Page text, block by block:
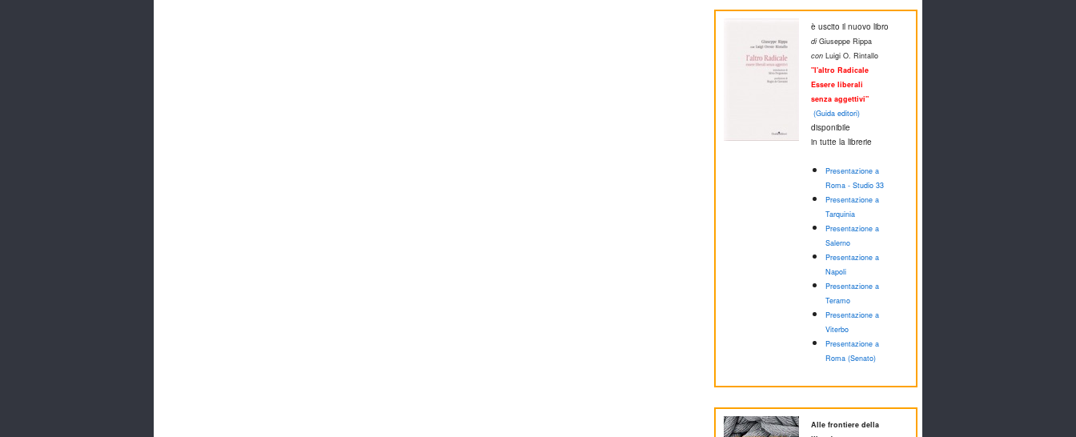
è uscito il nuovo libro
diGiuseppe Rippa
con Luigi O. Rintallo
"l'altro Radicale
Essere liberali
senza aggettivi"
(Guida editori)
disponibile
in tutte la librerie
Presentazione a
Roma - Studio 33
Presentazione a
Tarquinia
Presentazione a
Salerno
Presentazione a
Napoli
Presentazione a
Teramo
Presentazione a
Viterbo
Presentazione a
Roma (Senato)
Alle frontiere della